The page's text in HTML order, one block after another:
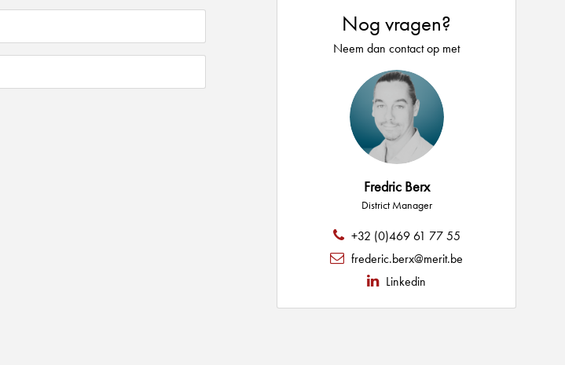
Nog vragen?
Neem dan contact op met
Fredric Berx
District Manager
+32 (0)469 61 77 55
frederic.berx@merit.be
Linkedin